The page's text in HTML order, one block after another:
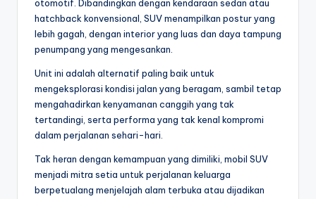
otomotif. Dibandingkan dengan kendaraan sedan atau
hatchback konvensional, SUV menampilkan postur yang
lebih gagah, dengan interior yang luas dan daya tampung
penumpang yang mengesankan.
Unit ini adalah alternatif paling baik untuk
mengeksplorasi kondisi jalan yang beragam, sambil tetap
mengahadirkan kenyamanan canggih yang tak
tertandingi, serta performa yang tak kenal kompromi
dalam perjalanan sehari-hari.
Tak heran dengan kemampuan yang dimiliki, mobil SUV
menjadi mitra setia untuk perjalanan keluarga
berpetualang menjelajah alam terbuka atau dijadikan